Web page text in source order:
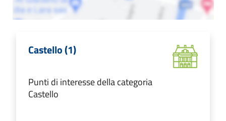
Castello (1)
Punti di interesse della categoria
Castello